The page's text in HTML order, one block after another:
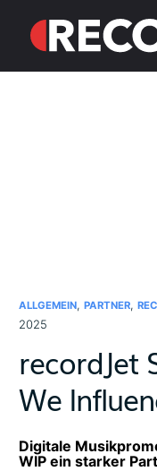
ALLGEMEIN,PARTNER,
2025
recordJet
We
Digitale
WIP ein starker